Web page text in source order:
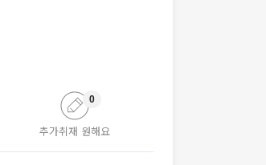
추가취재 원해요
0